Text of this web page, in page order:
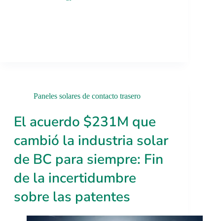
Paneles solares de contacto trasero
El acuerdo $231M que
cambió la industria solar
de BC para siempre: Fin
de la incertidumbre
sobre las patentes